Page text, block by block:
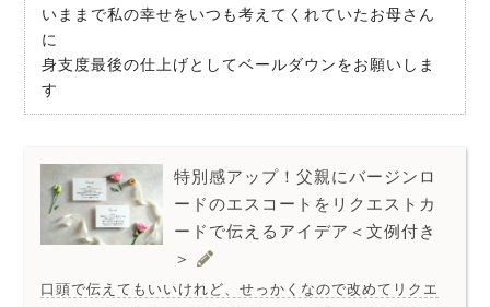
いままで私の幸せをいつも考えてくれていたお母さん
に
身支度最後の仕上げとしてベールダウンをお願いしま
す
特別感アップ！父親にバージンロ
ードのエスコートをリクエストカ
ードで伝えるアイデア＜文例付き
＞
口頭で伝えてもいいけれど、せっかくなので改めてリクエ